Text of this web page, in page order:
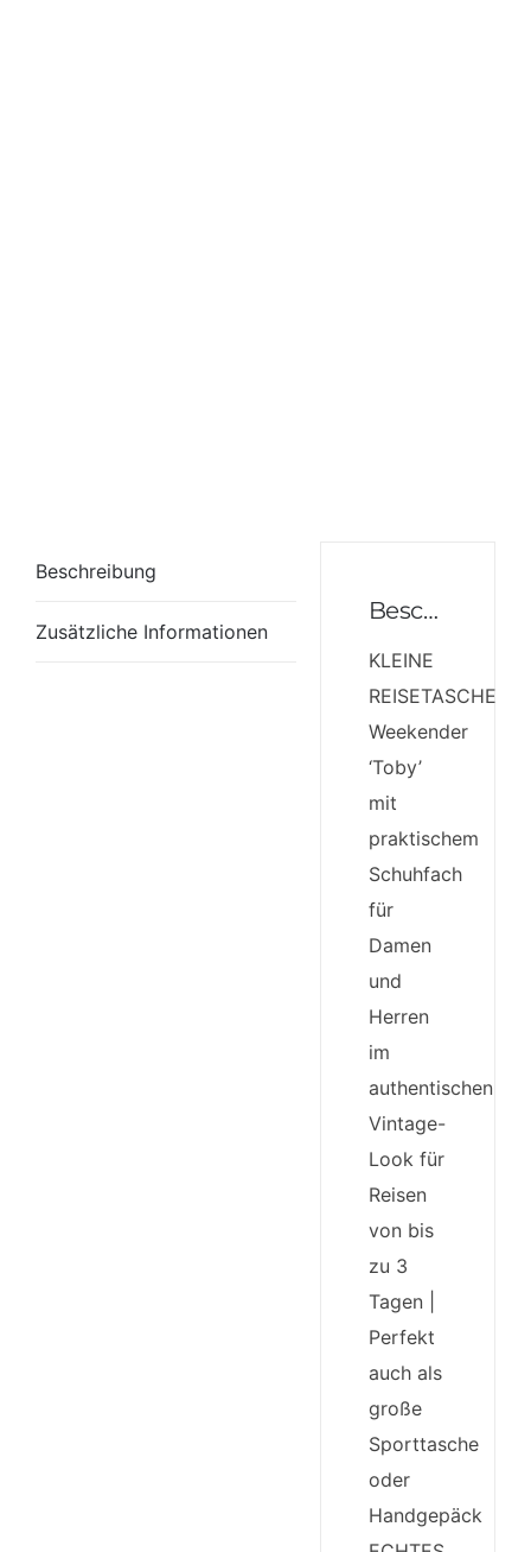
Beschreibung
Zusätzliche Informationen
Beschreibung
KLEINE
REISETASCHE:
Weekender
‘Toby’
mit
praktischem
Schuhfach
für
Damen
und
Herren
im
authentischen
Vintage-
Look für
Reisen
von bis
zu 3
Tagen |
Perfekt
auch als
große
Sporttasche
oder
Handgepäck